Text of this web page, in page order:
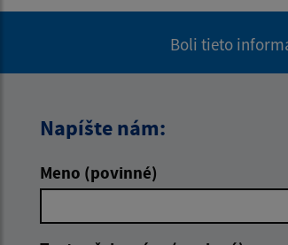
Boli tieto
Napíšte nám:
Meno (povinné)